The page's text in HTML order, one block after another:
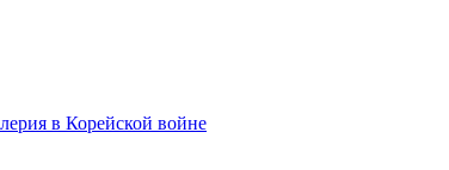
в Корейской войне